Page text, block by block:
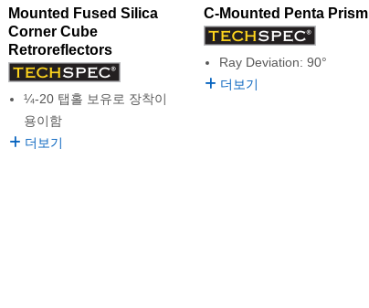
Mounted Fused Silica
Corner Cube
Retroreflectors
¼-20 탭홀 보유로 장착이
용이함
더보기
C-Mounted Penta Prism
Ray Deviation: 90°
더보기